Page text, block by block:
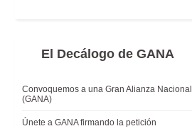
El Decálogo de GANA
Convoquemos a una Gran Alianza Nacional
(GANA)
Únete a GANA firmando la petición